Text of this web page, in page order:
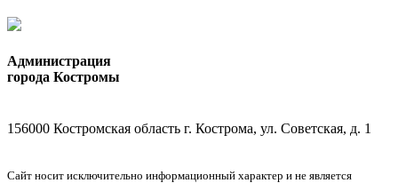
Администрация
города Костромы
156000 Костромская область г. Кострома, ул. Советская, д. 1
Сайт носит исключительно информационный характер и не является